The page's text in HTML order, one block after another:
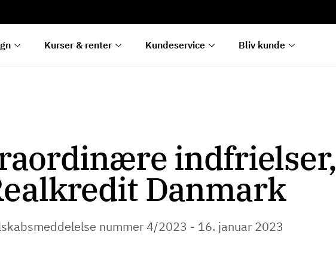
Kurser & renter Kundeservice Bliv kunde
indfrielser,
Danmark
nummer 4/2023 - 16. januar 2023